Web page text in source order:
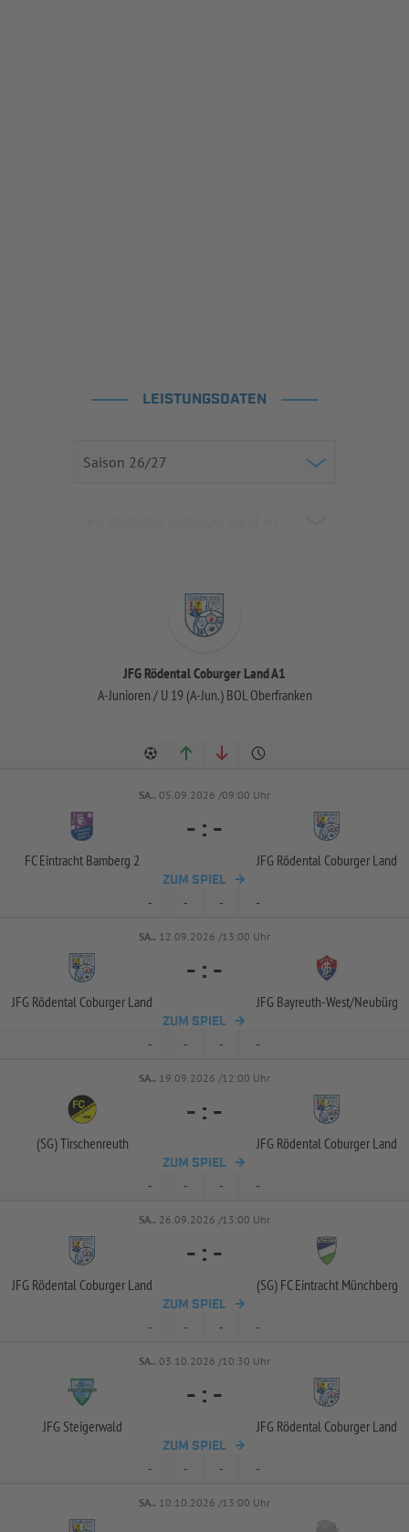
LEISTUNGSDATEN
JFG Rödental Coburger Land A1
A-Junioren / U 19 (A-Jun.) BOL Oberfranken
SA.. 05.09.2026 /09:00 Uhr
FC Eintracht Bamberg 2
- : -
JFG Rödental Coburger Land
ZUM SPIEL
- - - -
SA.. 12.09.2026 /13:00 Uhr
JFG Rödental Coburger Land
- : -
JFG Bayreuth-West/Neubürg
ZUM SPIEL
- - - -
SA.. 19.09.2026 /12:00 Uhr
(SG) Tirschenreuth
- : -
JFG Rödental Coburger Land
ZUM SPIEL
- - - -
SA.. 26.09.2026 /13:00 Uhr
JFG Rödental Coburger Land
- : -
(SG) FC Eintracht Münchberg
ZUM SPIEL
- - - -
SA.. 03.10.2026 /10:30 Uhr
JFG Steigerwald
- : -
JFG Rödental Coburger Land
ZUM SPIEL
- - - -
SA.. 10.10.2026 /13:00 Uhr